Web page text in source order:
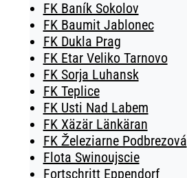
FK Baník Sokolov
FK Baumit Jablonec
FK Dukla Prag
FK Etar Veliko Tarnovo
FK Sorja Luhansk
FK Teplice
FK Usti Nad Labem
FK Xäzär Länkäran
FK Železiarne Podbrezová
Flota Swinoujscie
Fortschritt Eppendorf